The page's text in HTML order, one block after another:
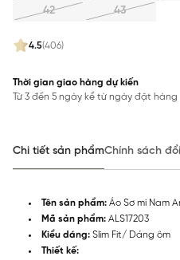
4.5(406)
42
43
Thời gian giao hàng dự kiến
Từ 3 đến 5 ngày kể từ ngày đặt hàng
Chi tiết sản phẩmChính sách
Tên sản phẩm: Áo Sơ mi Nam
Mã sản phẩm: ALS17203
Kiểu dáng: Slim Fit/ Dáng ôm
Thiết kế: